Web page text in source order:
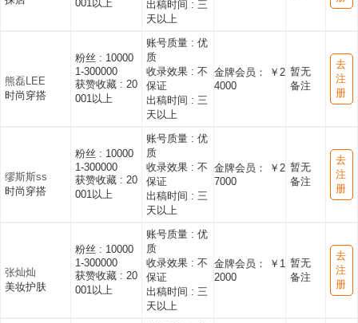
001以上
出稿时间 : 三
天以上
熊磊LEE
时尚穿搭
粉丝 : 10000
1-300000
获赞收藏 : 20
001以上
账号质量 : 优
质
收录效果 : 不
保证
出稿时间 : 三
天以上
金牌会员： ￥2
4000
暂无
备注
去
注
册
缪斯斯ss
时尚穿搭
粉丝 : 10000
1-300000
获赞收藏 : 20
001以上
账号质量 : 优
质
收录效果 : 不
保证
出稿时间 : 三
天以上
金牌会员： ￥2
7000
暂无
备注
去
注
册
张灿灿
美妆护肤
粉丝 : 10000
1-300000
获赞收藏 : 20
001以上
账号质量 : 优
质
收录效果 : 不
保证
出稿时间 : 三
天以上
金牌会员： ￥1
2000
暂无
备注
去
注
册